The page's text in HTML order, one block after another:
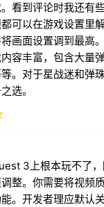
看到评论时我还有
可以在游戏设置里
画面设置调到最高
容丰富，包含大量
。对于星战迷和弹
选。
3上根本玩不了
整。你需要将视频
。开发者理应默认